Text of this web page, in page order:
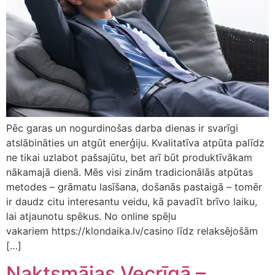
Pēc garas un nogurdinošas darba dienas ir svarīgi
atslābināties un atgūt enerģiju. Kvalitatīva atpūta palīdz
ne tikai uzlabot pašsajūtu, bet arī būt produktīvākam
nākamajā dienā. Mēs visi zinām tradicionālās atpūtas
metodes – grāmatu lasīšana, došanās pastaigā – tomēr
ir daudz citu interesantu veidu, kā pavadīt brīvo laiku,
lai atjaunotu spēkus. No online spēļu
vakariem https://klondaika.lv/casino līdz relaksējošām
[…]